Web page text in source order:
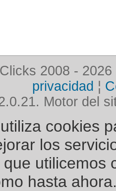
2008 - 2026
privacidad ¦
Motor del
cookies
los
utilicemos
hasta